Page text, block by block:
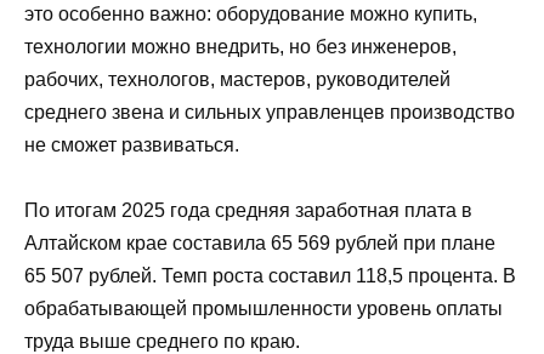
это особенно важно: оборудование можно купить,
технологии можно внедрить, но без инженеров,
рабочих, технологов, мастеров, руководителей
среднего звена и сильных управленцев производство
не сможет развиваться.
По итогам 2025 года средняя заработная плата в
Алтайском крае составила 65 569 рублей при плане
65 507 рублей. Темп роста составил 118,5 процента. В
обрабатывающей промышленности уровень оплаты
труда выше среднего по краю.